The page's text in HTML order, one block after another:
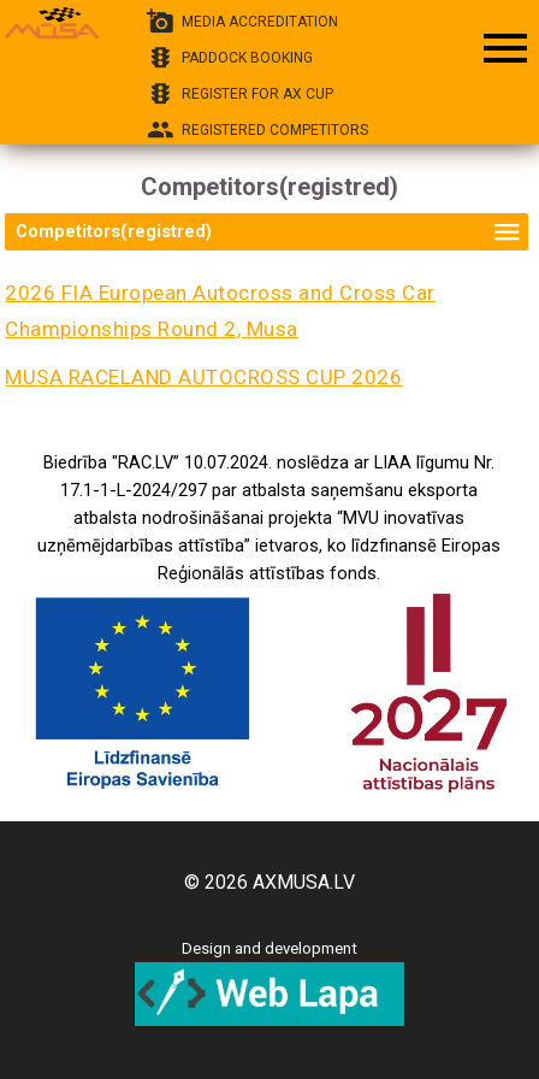
add_a_photo MEDIA ACCREDITATION
traffic PADDOCK BOOKING
traffic REGISTER FOR AX CUP
group REGISTERED COMPETITORS
menu
Competitors(registred)
menu
Competitors(registred)
2026 FIA European Autocross and Cross Car
Championships Round 2, Musa
MUSA RACELAND AUTOCROSS CUP 2026
Biedrība "RAC.LV” 10.07.2024. noslēdza ar LIAA līgumu Nr.
17.1-1-L-2024/297 par atbalsta saņemšanu eksporta
atbalsta nodrošināšanai projekta “MVU inovatīvas
uzņēmējdarbības attīstība” ietvaros, ko līdzfinansē Eiropas
Reģionālās attīstības fonds.
© 2026 AXMUSA.LV
Design and development